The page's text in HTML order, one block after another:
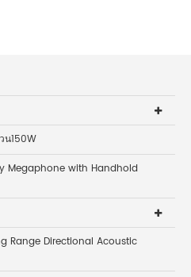
น150W
Megaphone with Handhold
Range Directional Acoustic